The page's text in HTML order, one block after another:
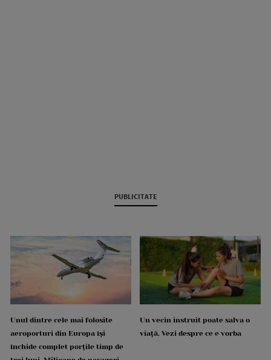
PUBLICITATE
Unul dintre cele mai folosite
aeroporturi din Europa își
închide complet porțile timp de
Un vecin instruit poate salva o
viață. Vezi despre ce e vorba